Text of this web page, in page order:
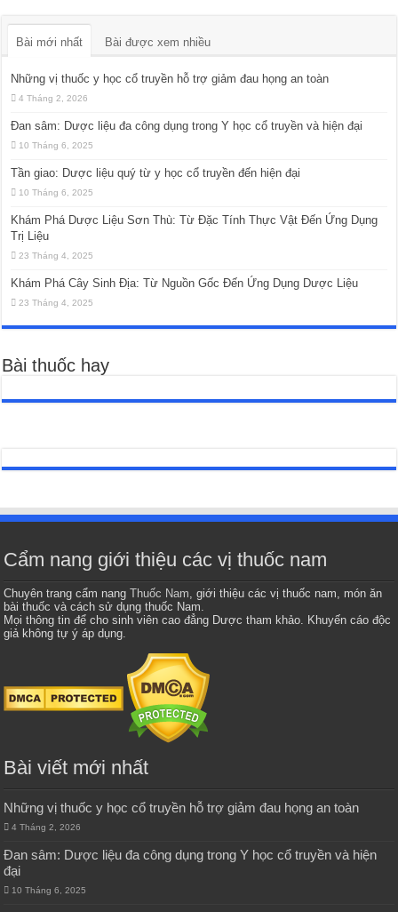
Bài mới nhất Bài được xem nhiều
Những vị thuốc y học cổ truyền hỗ trợ giảm đau họng an toàn
4 Tháng 2, 2026
Đan sâm: Dược liệu đa công dụng trong Y học cổ truyền và hiện đại
10 Tháng 6, 2025
Tần giao: Dược liệu quý từ y học cổ truyền đến hiện đại
10 Tháng 6, 2025
Khám Phá Dược Liệu Sơn Thù: Từ Đặc Tính Thực Vật Đến Ứng Dụng
Trị Liệu
23 Tháng 4, 2025
Khám Phá Cây Sinh Địa: Từ Nguồn Gốc Đến Ứng Dụng Dược Liệu
23 Tháng 4, 2025
Bài thuốc hay
Cẩm nang giới thiệu các vị thuốc nam
Chuyên trang cẩm nangThuốc Nam, giới thiệu các vị thuốc nam, món ăn
bài thuốc và cách sử dụng thuốc Nam.
Mọi thông tin để cho sinh viên cao đẳng Dược tham khảo. Khuyến cáo độc
giả không tự ý áp dụng.
Bài viết mới nhất
Những vị thuốc y học cổ truyền hỗ trợ giảm đau họng an toàn
4 Tháng 2, 2026
Đan sâm: Dược liệu đa công dụng trong Y học cổ truyền và hiện
đại
10 Tháng 6, 2025